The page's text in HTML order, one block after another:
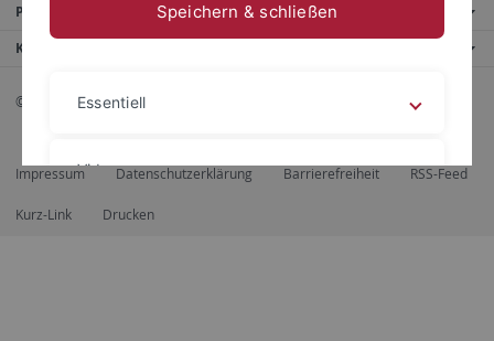
Portale
Kontaktinfo
© 2026 Eberhard Karls Universität Tübingen, Tübingen
Impressum Datenschutzerklärung Barrierefreiheit RSS-Feed
Kurz-Link Drucken
Speichern & schließen
Essentiell
Videos